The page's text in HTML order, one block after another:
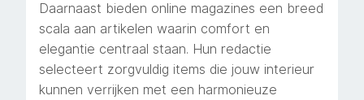
Daarnaast bieden online magazines een breed
scala aan artikelen waarin comfort en
elegantie centraal staan. Hun redactie
selecteert zorgvuldig items die jouw interieur
kunnen verrijken met een harmonieuze